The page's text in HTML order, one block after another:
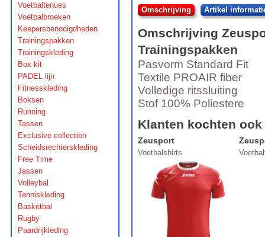
Voetbaltenues
Voetbalbroeken
Keepersbenodigdheden
Trainingspakken
Trainingskleding
Box kit
PADEL lijn
Fitnesskleding
Boksen
Running
Tassen
Exclusive collection
Scheidsrechterskleding
Free Time
Jassen
Volleybal
Tenniskleding
Basketbal
Rugby
Paardrijkleding
Omschrijving Artikel
Omschrijving
Trainingspakken
Pasvorm Standard Fit
Textile PROAIR fiber
Volledige ritssluiting
Stof 100% Poliestere
Klanten kochten ook
Zeusport
Voetbalshirts